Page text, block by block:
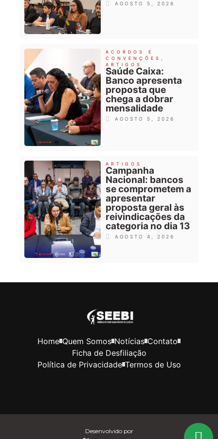
AGOSTO 5, 2026
ACORDOS E
CONVENÇÕES ,
ARTIGOS
Saúde Caixa:
Banco apresenta
proposta que
chega a dobrar
mensalidade
AGOSTO 5, 2026
ARTIGOS
Campanha
Nacional: bancos
se comprometem a
apresentar
proposta geral às
reivindicações da
categoria no dia 13
AGOSTO 4, 2026
Home Quem Somos Notícias Contato
Ficha de Desfiliação
Política de Privacidade Termos de Uso
Desenvolvido por